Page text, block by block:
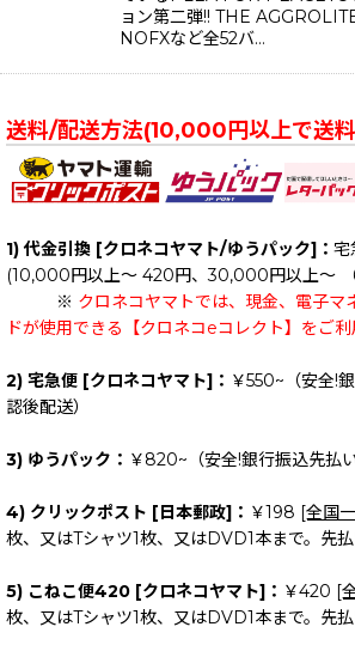
ョン第二弾!! THE
NOFXなど全52バ…
送料/配送方法(10,000円以上で送
1) 代金引換 [クロネコヤマト/ゆうパック]： 宅
(10,000円以上～ 420円、30,000円以上～
※ クロネコヤマトでは、現金、電子マ
ドが使用できる【クロネコeコレクト】をご利
2) 宅急便 [クロネコヤマト]： ￥550~（安全!
認後配送）
3) ゆうパック： ￥820~（安全!銀行振込先払
4) クリックポスト [日本郵政]： ￥198 [全国
枚、又はTシャツ1枚、又はDVD1本まで。先
5) こねこ便420 [クロネコヤマト]： ￥420 [
枚、又はTシャツ1枚、又はDVD1本まで。先